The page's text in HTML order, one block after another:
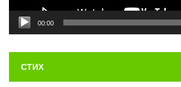
00:00
СТИХ